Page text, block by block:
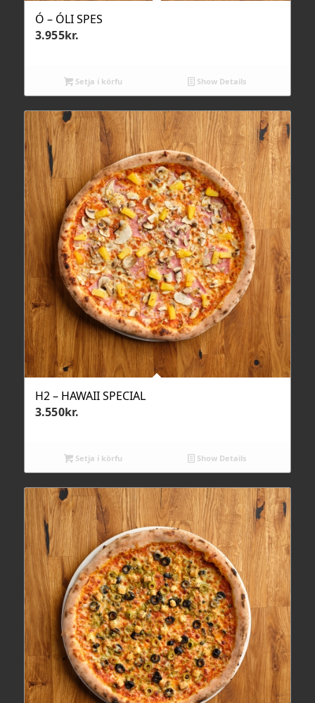
Ó – ÓLI SPES
3.955kr.
Setja í körfu Show Details
H2 – HAWAII SPECIAL
3.550kr.
Setja í körfu Show Details